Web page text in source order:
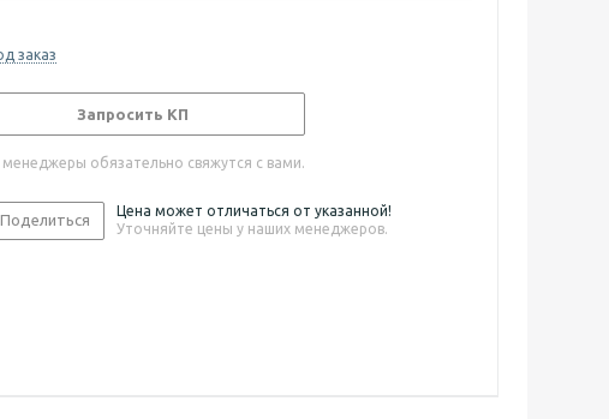
заказ
Запросить КП
обязательно свяжутся с вами.
Поделиться
Цена может отличаться от указанной!
Уточняйте цены у наших менеджеров.